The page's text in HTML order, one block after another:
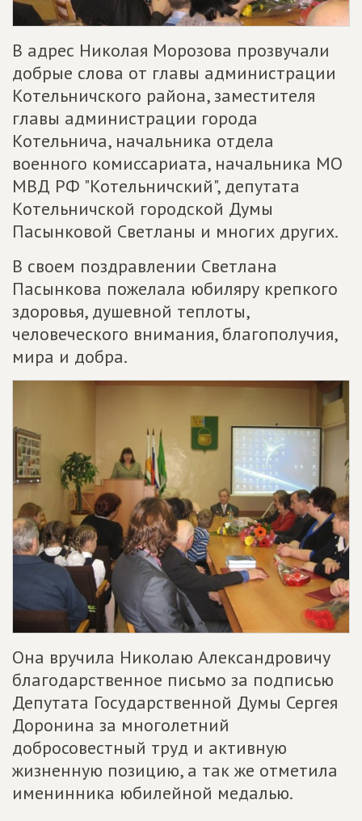
В адрес Николая Морозова прозвучали
добрые слова от главы администрации
Котельничского района, заместителя
главы администрации города
Котельнича, начальника отдела
военного комиссариата, начальника МО
МВД РФ "Котельничский", депутата
Котельничской городской Думы
Пасынковой Светланы и многих других.
В своем поздравлении Светлана
Пасынкова пожелала юбиляру крепкого
здоровья, душевной теплоты,
человеческого внимания, благополучия,
мира и добра.
Она вручила Николаю Александровичу
благодарственное письмо за подписью
Депутата Государственной Думы Сергея
Доронина за многолетний
добросовестный труд и активную
жизненную позицию, а так же отметила
именинника юбилейной медалью.